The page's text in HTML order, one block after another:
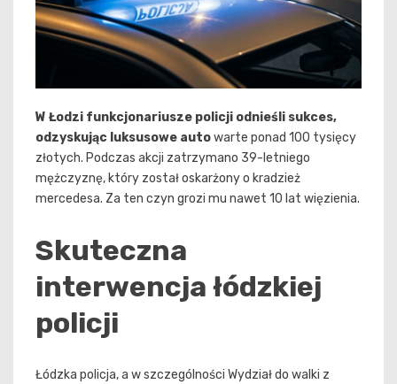
W Łodzi funkcjonariusze policji odnieśli sukces,
odzyskując luksusowe autowarte ponad 100 tysięcy
złotych. Podczas akcji zatrzymano 39-letniego
mężczyznę, który został oskarżony o kradzież
mercedesa. Za ten czyn grozi mu nawet 10 lat więzienia.
Skuteczna
interwencja łódzkiej
policji
Łódzka policja, a w szczególności Wydział do walki z